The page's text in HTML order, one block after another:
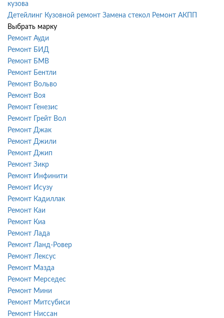
кузова
Детейлинг Кузовной ремонт Замена стекол Ремонт АКПП
Выбрать марку
Ремонт Ауди
Ремонт БИД
Ремонт БМВ
Ремонт Бентли
Ремонт Вольво
Ремонт Воя
Ремонт Генезис
Ремонт Грейт Вол
Ремонт Джак
Ремонт Джили
Ремонт Джип
Ремонт Зикр
Ремонт Инфинити
Ремонт Исузу
Ремонт Кадиллак
Ремонт Каи
Ремонт Киа
Ремонт Лада
Ремонт Ланд-Ровер
Ремонт Лексус
Ремонт Мазда
Ремонт Мерседес
Ремонт Мини
Ремонт Митсубиси
Ремонт Ниссан